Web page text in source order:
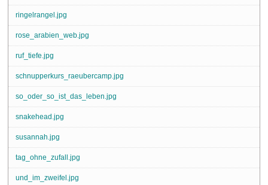
ringelrangel.jpg
rose_arabien_web.jpg
ruf_tiefe.jpg
schnupperkurs_raeubercamp.jpg
so_oder_so_ist_das_leben.jpg
snakehead.jpg
susannah.jpg
tag_ohne_zufall.jpg
und_im_zweifel.jpg